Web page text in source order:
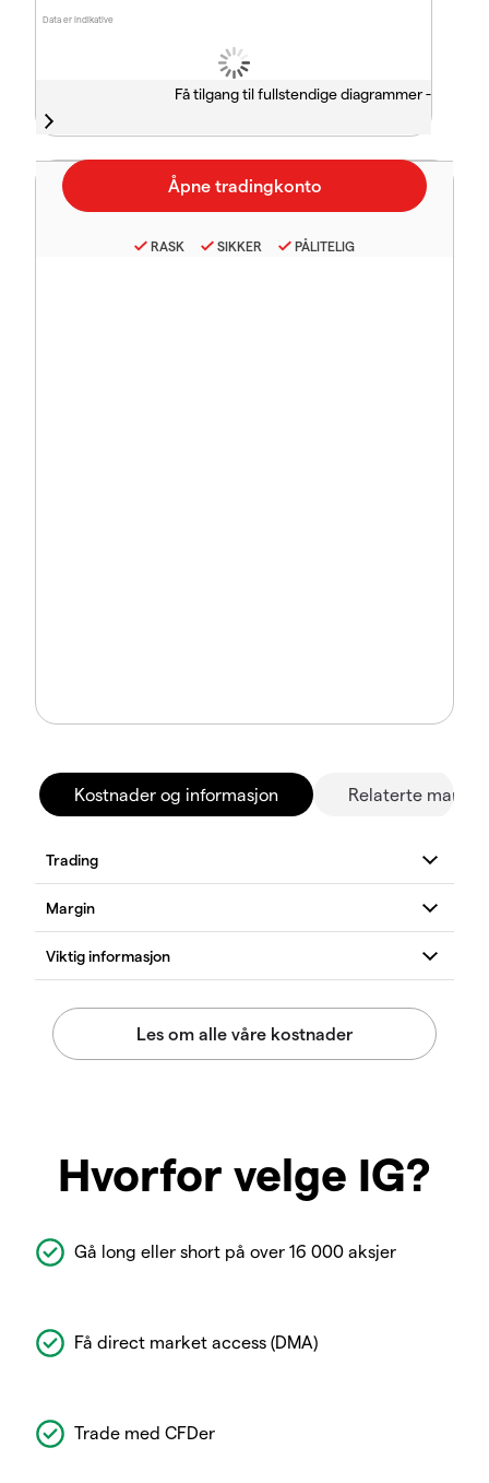
Data er indikative
Få tilgang til fullstendige diagrammer -
RASK SIKKER PÅLITELIG
Kostnader og informasjon Relaterte
Hvorfor velge IG?
Gå long eller short på over 16 000 aksjer
Få direct market access (DMA)
Trade med CFDer